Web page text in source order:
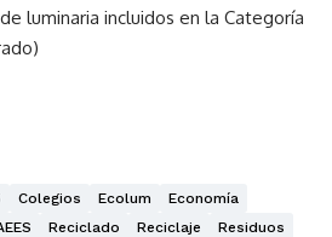
luminaria incluidos en la Categoría
Colegios Ecolum
Economía
Reciclado Reciclaje
Residuos